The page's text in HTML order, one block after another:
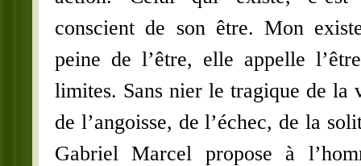
conscient de son être. Mon
peine de l’être, elle appelle
limites. Sans nier le tragique de la
de l’angoisse, de l’échec, de la
Gabriel Marcel propose à